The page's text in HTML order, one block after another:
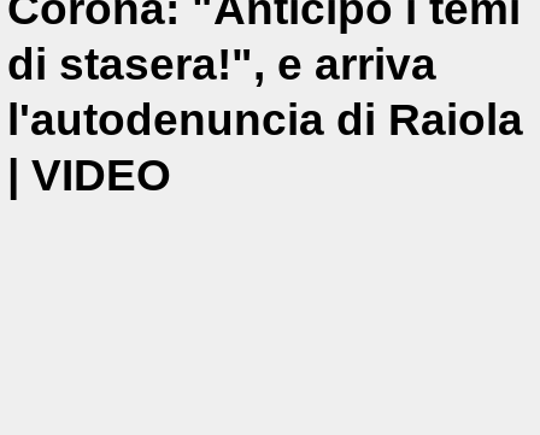
di stasera!", e arriva
l'autodenuncia di Raiola
| VIDEO